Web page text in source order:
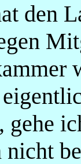
den
gehe
nicht